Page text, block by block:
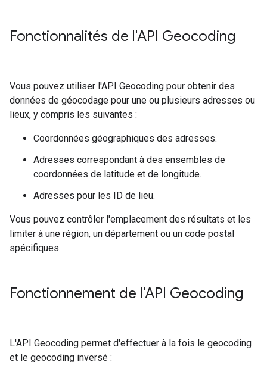
Fonctionnalités de l'API Geocoding
Vous pouvez utiliser l'API Geocoding pour obtenir des
données de géocodage pour une ou plusieurs adresses ou
lieux, y compris les suivantes :
Coordonnées géographiques des adresses.
Adresses correspondant à des ensembles de
coordonnées de latitude et de longitude.
Adresses pour les ID de lieu.
Vous pouvez contrôler l'emplacement des résultats et les
limiter à une région, un département ou un code postal
spécifiques.
Fonctionnement de l'API Geocoding
L'API Geocoding permet d'effectuer à la fois le geocoding
et le geocoding inversé :